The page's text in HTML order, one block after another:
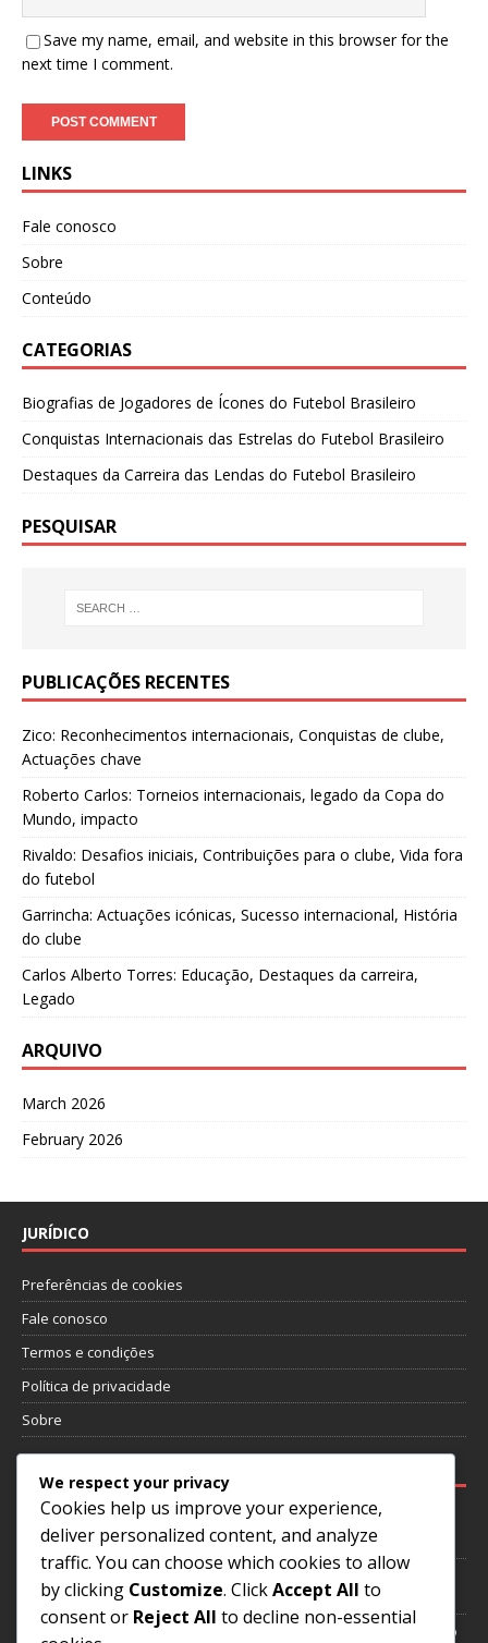
Save my name, email, and website in this browser for the
next time I comment.
LINKS
Fale conosco
Sobre
Conteúdo
CATEGORIAS
Biografias de Jogadores de Ícones do Futebol Brasileiro
Conquistas Internacionais das Estrelas do Futebol Brasileiro
Destaques da Carreira das Lendas do Futebol Brasileiro
PESQUISAR
PUBLICAÇÕES RECENTES
Zico: Reconhecimentos internacionais, Conquistas de clube,
Actuações chave
Roberto Carlos: Torneios internacionais, legado da Copa do
Mundo, impacto
Rivaldo: Desafios iniciais, Contribuições para o clube, Vida fora
do futebol
Garrincha: Actuações icónicas, Sucesso internacional, História
do clube
Carlos Alberto Torres: Educação, Destaques da carreira,
Legado
ARQUIVO
March 2026
February 2026
JURÍDICO
Preferências de cookies
Fale conosco
Termos e condições
Política de privacidade
Sobre
Zico: Reconhecimentos internacionais, Conquistas de clube,
Actuações chave
Roberto Carlos: Torneios internacionais, legado da Copa do
Mundo, impacto
Rivaldo: Desafios iniciais, Contribuições para o clube, Vida fora do
We respect your privacy
Cookies help us improve your experience,
deliver personalized content, and analyze
traffic. You can choose which cookies to allow
by clicking Customize. ClickAccept All to
consent or Reject All to decline non-essential